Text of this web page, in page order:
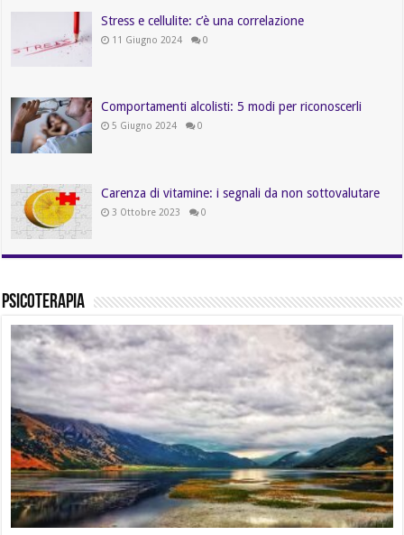
Stress e cellulite: c’è una correlazione
11 Giugno 2024 0
Comportamenti alcolisti: 5 modi per riconoscerli
5 Giugno 2024 0
Carenza di vitamine: i segnali da non sottovalutare
3 Ottobre 2023 0
Psicoterapia